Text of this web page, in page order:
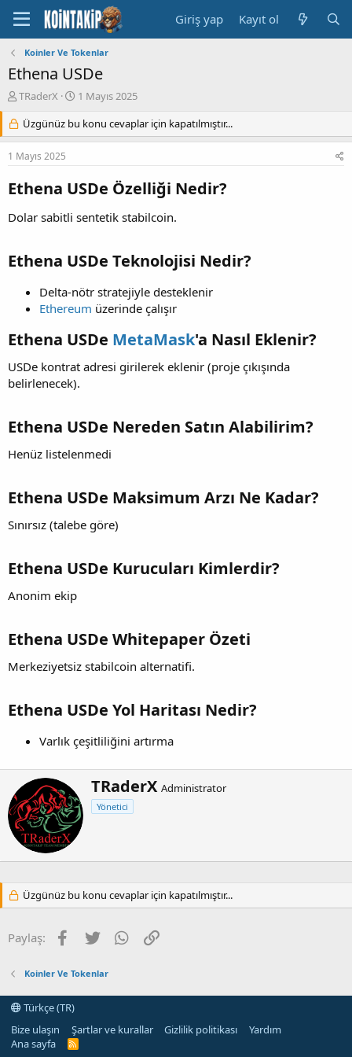
Giriş yap Kayıt ol
Koinler Ve Tokenlar
Ethena USDe
K
n
u
y
B
a
l
a
TRaderX
B
ş
l
g
ı
t
i
i
1 Mayıs 2025
Üzgünüz bu konu cevaplar için kapatılmıştır...
1 Mayıs 2025
Ethena USDe Özelliği Nedir?
Dolar sabitli sentetik stabilcoin.
Ethena USDe Teknolojisi Nedir?
Delta-nötr stratejiyle desteklenir
Ethereum üzerinde çalışır
Ethena USDe MetaMask'a Nasıl Eklenir?
USDe kontrat adresi girilerek eklenir (proje çıkışında
belirlenecek).
Ethena USDe Nereden Satın Alabilirim?
Henüz listelenmedi
Ethena USDe Maksimum Arzı Ne Kadar?
Sınırsız (talebe göre)
Ethena USDe Kurucuları Kimlerdir?
Anonim ekip
Ethena USDe Whitepaper Özeti
Merkeziyetsiz stabilcoin alternatifi.
Ethena USDe Yol Haritası Nedir?
Varlık çeşitliliğini artırma
Y
a
z
TRaderX Administrator
Yönetici
Üzgünüz bu konu cevaplar için kapatılmıştır...
Paylaş: Facebook
Twitter WhatsApp
Koinler Ve Tokenlar
Türkçe (TR)
Bize ulaşın
Şartlar ve kurallar Gizlilik politikası
Yardım
Ana sayfa
R